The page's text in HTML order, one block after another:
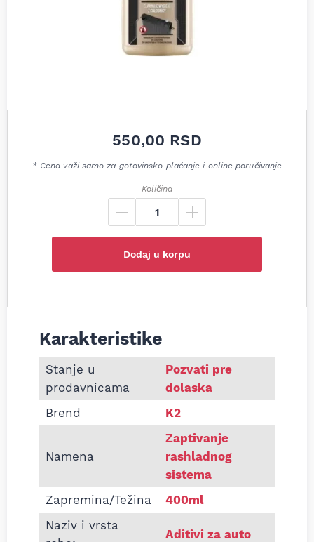
550,00 RSD
* Cena važi samo za gotovinsko plaćanje i online poručivanje
Količina
Dodaj u korpu
Informacije o Sredstvo za zaptivanje hladnjaka
Karakteristike
Stanje u
prodavnicama
Pozvati pre
dolaska
Brend
K2
Namena
Zaptivanje
rashladnog
sistema
Zapremina/Težina
400ml
Naziv i vrsta
Aditivi za auto